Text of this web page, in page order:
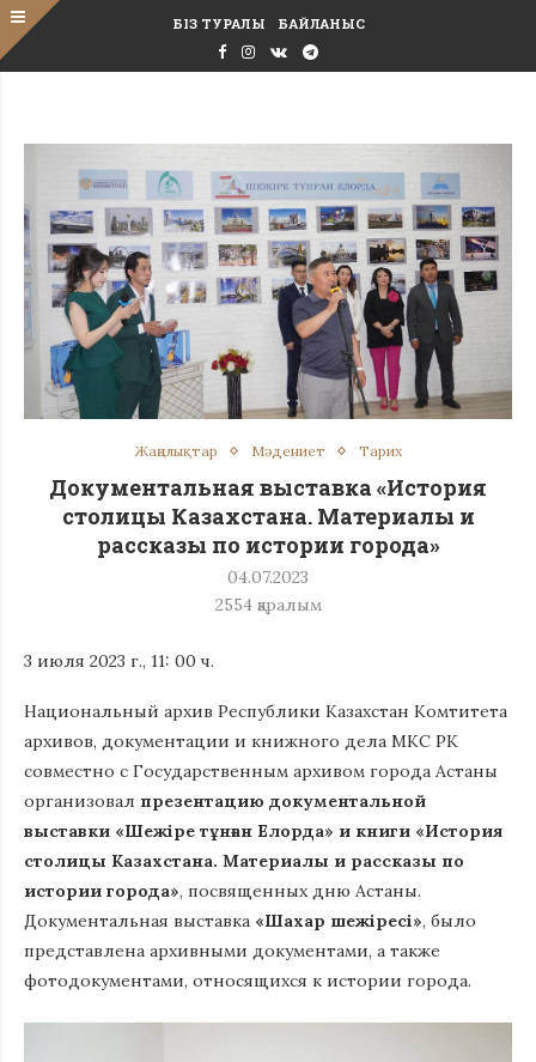
БІЗ ТУРАЛЫ БАЙЛАНЫС
Жаңалықтар Мәдениет Тарих
Документальная выставка «История
столицы Казахстана. Материалы и
рассказы по истории города»
04.07.2023
2554қаралым
3 июля 2023 г., 11: 00 ч.
Национальный архив Республики Казахстан Комтитета
архивов, документации и книжного дела МКС РК
совместно с Государственным архивом города Астаны
организовал презентацию документальной
выставки «Шежіре тұнған Елорда» и книги «История
столицы Казахстана. Материалы и рассказы по
истории города», посвященных дню Астаны.
Документальная выставка «Шахар шежіресі», было
представлена архивными документами, а также
фотодокументами, относящихся к истории города.